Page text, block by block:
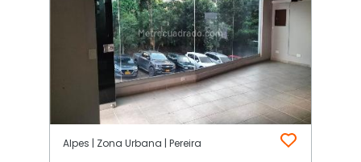
Alpes | Zona Urbana | Pereira